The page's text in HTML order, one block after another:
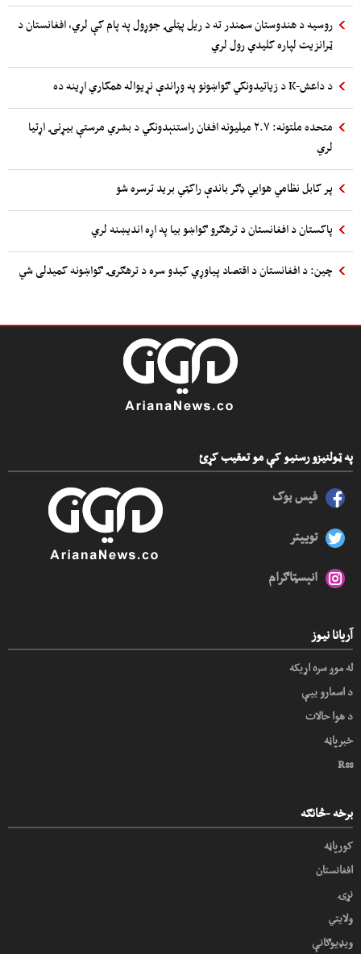
روسیه د هندوستان سمندر ته د ریل پټلۍ جوړول په پام کې لري، افغانستان د
ټرانزیت لپاره کلیدي رول لري
د داعش-K د زیاتیدونکي ګواښونو په وړاندې نړیواله همکاري اړینه ده
متحده ملتونه: ۲.۷ میلیونه افغان راستنېدونکي د بشري مرستې بیړنۍ اړتیا
لري
پر کابل نظامي هوایي ډګر باندې راکټي برید ترسره شو
پاکستان د افغانستان د ترهګرو ګواښو بیا په اړه اندیښنه لري
چین: د افغانستان د اقتصاد پیاوړي کیدو سره د ترهګرۍ ګواښونه کمیدلی شي
په ټولنیزو رسنیو کې مو تعقیب کړئ
فیس بوک
توییتر
انېسټاګرام
آریانا نیوز
له موږ سره اړیکه
د اسعارو بیې
د هوا حالات
خبرپاڼه
Rss
برخه -څانګه
کورپاڼه
افغانستان
نړۍ
ولایتي
ویډیوګانې